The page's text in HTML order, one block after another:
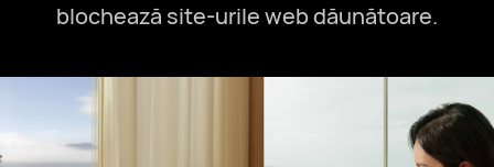
blochează site-urile web dăunătoare.